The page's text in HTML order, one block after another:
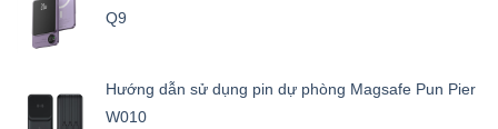
Q9
Hướng dẫn sử dụng pin dự phòng Magsafe Pun Pier
W010